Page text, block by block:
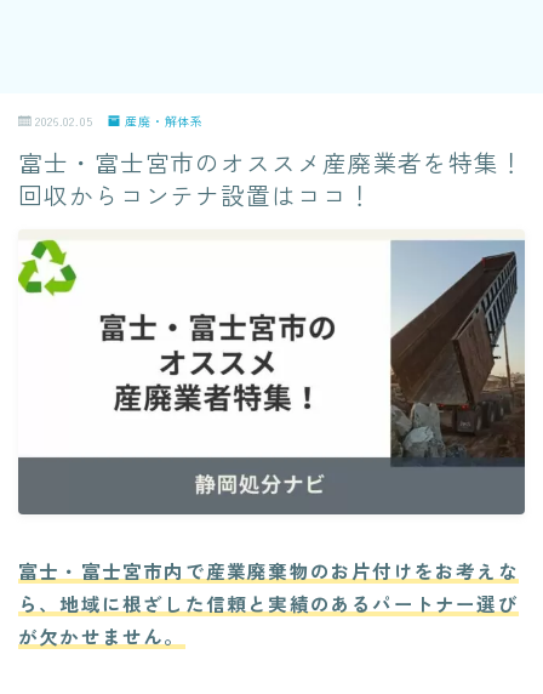
2026.02.05 産廃・解体系
富士・富士宮市のオススメ産廃業者を特集！
回収からコンテナ設置はココ！
富士・富士宮市内で産業廃棄物のお片付けをお考えな
ら、地域に根ざした信頼と実績のあるパートナー選び
が欠かせません。